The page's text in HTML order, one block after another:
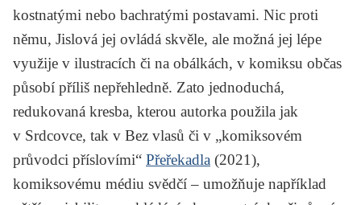
kostnatými nebo bachratými postavami. Nic proti
němu, Jislová jej ovládá skvěle, ale možná jej lépe
využije v ilustracích či na obálkách, v komiksu občas
působí příliš nepřehledně. Zato jednoduchá,
redukovaná kresba, kterou autorka použila jak
v Srdcovce, tak v Bez vlasů či v „komiksovém
průvodci příslovími“ Přeřekadla (2021),
komiksovému médiu svědčí – umožňuje například